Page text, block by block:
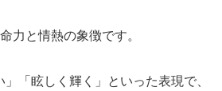
力と情熱の象徴です。
」「眩しく輝く」といった表現で、